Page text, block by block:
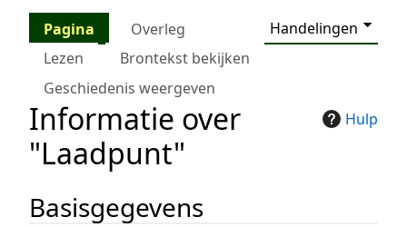
Pagina Overleg
Handelingen
Lezen
Brontekst bekijken
Geschiedenis weergeven
Hulp
Informatie over
"Laadpunt"
Basisgegevens